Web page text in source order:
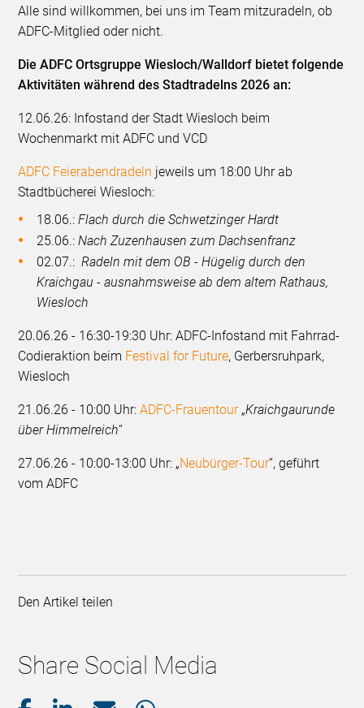
Alle sind willkommen, bei uns im Team mitzuradeln, ob
ADFC-Mitglied oder nicht.
Die ADFC Ortsgruppe Wiesloch/Walldorf bietet folgende
Aktivitäten während des Stadtradelns 2026 an:
12.06.26: Infostand der Stadt Wiesloch beim
Wochenmarkt mit ADFC und VCD
ADFC Feierabendradeln jeweils um 18:00 Uhr ab
Stadtbücherei Wiesloch:
18.06.:Flach durch die Schwetzinger Hardt
25.06.:Nach Zuzenhausen zum Dachsenfranz
02.07.:Radeln mit dem OB - Hügelig durch den
Kraichgau - ausnahmsweise ab dem altem Rathaus,
Wiesloch
20.06.26 - 16:30-19:30 Uhr: ADFC-Infostand mit Fahrrad-
Codieraktion beim Festival for Future, Gerbersruhpark,
Wiesloch
21.06.26 - 10:00 Uhr:ADFC-Frauentour„Kraichgaurunde
über Himmelreich“
27.06.26 - 10:00-13:00 Uhr: „Neubürger-Tour“, geführt
vom ADFC
Den Artikel teilen
Share Social Media